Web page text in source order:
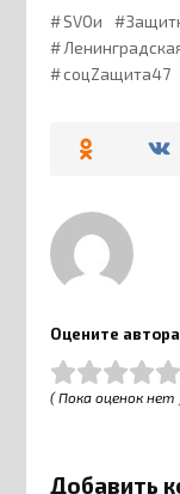
SVOи
соцZащита47
Оцените автора
( Пока оценок нет
Добавить